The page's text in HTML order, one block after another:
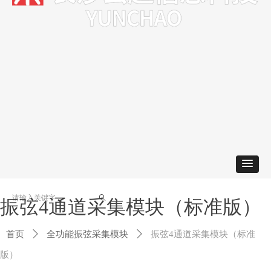
首页 ꄲ 全功能振弦采集模块 ꄲ 振弦4通道采集模块（标准
版）
振弦4通道采集模块（标准版）
ꄠ